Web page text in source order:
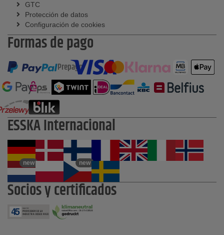
GTC
Protección de datos
Configuración de cookies
Formas de pago
Prepago
ESSKA Internacional
new new
Socios y certificados